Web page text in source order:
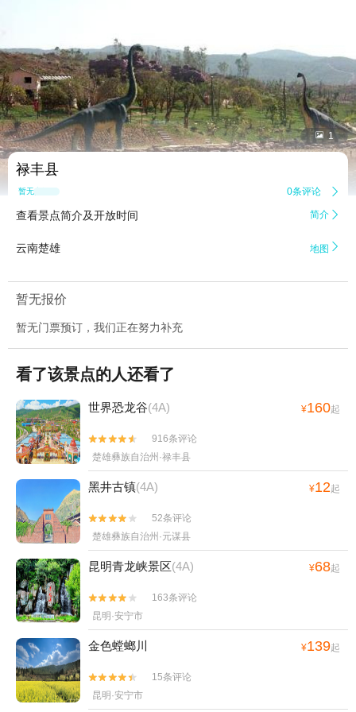
 1
禄丰县
暂无点评 0条评论 
查看景点简介及开放时间 简介 
云南楚雄 地图 
暂无报价
暂无门票预订，我们正在努力补充
看了该景点的人还看了
世界恐龙谷(4A) ¥160起


916条评论
楚雄彝族自治州·禄丰县
黑井古镇(4A) ¥12起


52条评论
楚雄彝族自治州·元谋县
昆明青龙峡景区(4A) ¥68起


163条评论
昆明·安宁市
金色螳螂川 ¥139起


15条评论
昆明·安宁市